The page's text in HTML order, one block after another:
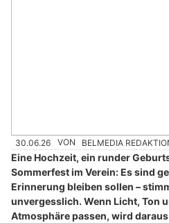
30.06.26 VON BELMEDIA
Eine Hochzeit, ein runder
Sommerfest im Verein: Es sind
Erinnerung bleiben sollen –
unvergesslich. Wenn Licht, Ton
Atmosphäre passen, wird